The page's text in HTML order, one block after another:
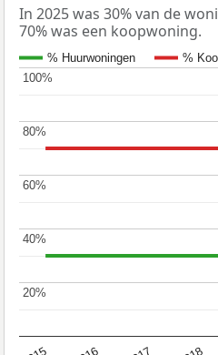
In 2025 was 30% van de
70% was een koopwoning.
% Huurwoningen %
20%
20%
40%
40%
60%
60%
80%
80%
100%
100%